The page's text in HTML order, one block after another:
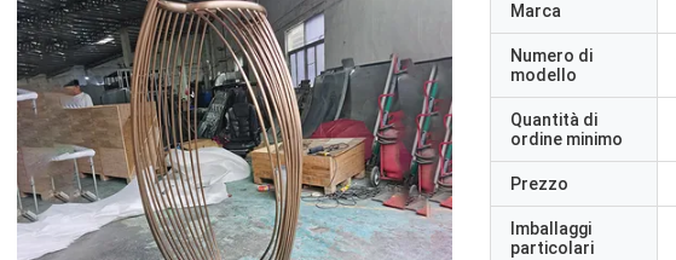
Marca
Numero di
modello
Quantità di
ordine minimo
Prezzo
Imballaggi
particolari